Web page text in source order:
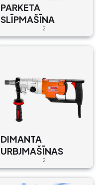
PARKETA
SLĪPMAŠĪNA
2
DIMANTA
URBJMAŠĪNAS
2